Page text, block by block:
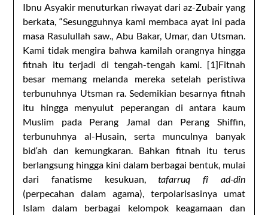
Ibnu Asyakir menuturkan riwayat dari az-Zubair yang
berkata, “Sesungguhnya kami membaca ayat ini pada
masa Rasulullah saw., Abu Bakar, Umar, dan Utsman.
Kami tidak mengira bahwa kamilah orangnya hingga
fitnah itu terjadi di tengah-tengah kami. [1]Fitnah
besar memang melanda mereka setelah peristiwa
terbunuhnya Utsman ra. Sedemikian besarnya fitnah
itu hingga menyulut peperangan di antara kaum
Muslim pada Perang Jamal dan Perang Shiffin,
terbunuhnya al-Husain, serta munculnya banyak
bid‘ah dan kemungkaran. Bahkan fitnah itu terus
berlangsung hingga kini dalam berbagai bentuk, mulai
dari fanatisme kesukuan,tafarruq fî ad-dîn
(perpecahan dalam agama), terpolarisasinya umat
Islam dalam berbagai kelompok keagamaan dan